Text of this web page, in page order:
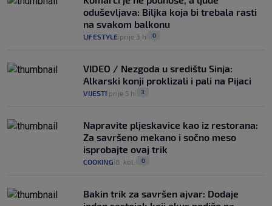
oduševljava: Biljka koja bi trebala rasti
na svakom balkonu
LIFESTYLE prije 3 h 0
VIDEO / Nezgoda u središtu Sinja:
Alkarski konji proklizali i pali na Pijaci
VIJESTI prije 5 h 3
Napravite pljeskavice kao iz restorana:
Za savršeno mekano i sočno meso
isprobajte ovaj trik
COOKING 8. kol. 0
Bakin trik za savršen ajvar: Dodaje